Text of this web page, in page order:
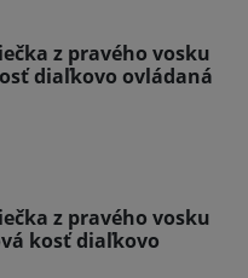
z pravého vosku
diaľkovo ovládaná
z pravého vosku
kosť diaľkovo